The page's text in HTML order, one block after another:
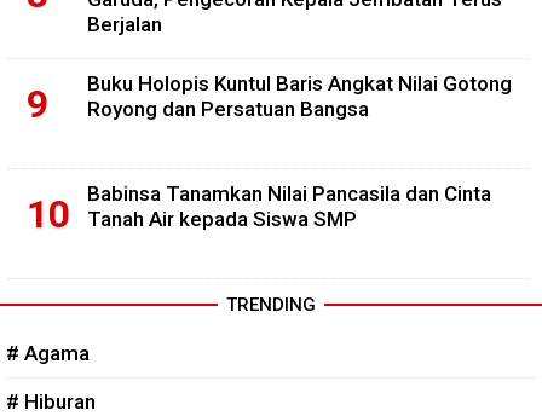
Berjalan
Buku Holopis Kuntul Baris Angkat Nilai Gotong
Royong dan Persatuan Bangsa
Babinsa Tanamkan Nilai Pancasila dan Cinta
Tanah Air kepada Siswa SMP
TRENDING
# Agama
# Hiburan